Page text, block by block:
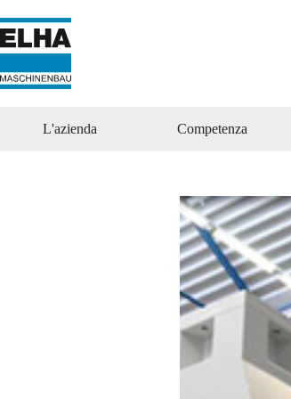
al
contenuto
L'azienda Competenza